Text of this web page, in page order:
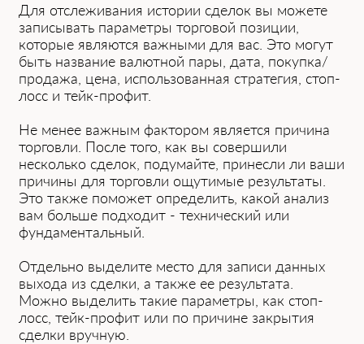
Для отслеживания истории сделок вы можете
записывать параметры торговой позиции,
которые являются важными для вас. Это могут
быть название валютной пары, дата, покупка/
продажа, цена, использованная стратегия, стоп-
лосс и тейк-профит.
Не менее важным фактором является причина
торговли. После того, как вы совершили
несколько сделок, подумайте, принесли ли ваши
причины для торговли ощутимые результаты.
Это также поможет определить, какой анализ
вам больше подходит - технический или
фундаментальный.
Отдельно выделите место для записи данных
выхода из сделки, а также ее результата.
Можно выделить такие параметры, как стоп-
лосс, тейк-профит или по причине закрытия
сделки вручную.